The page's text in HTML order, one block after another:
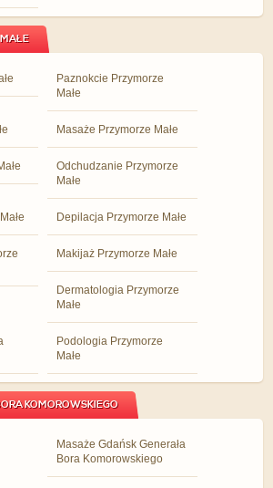
MAŁE
Paznokcie Przymorze
Małe
Masaże Przymorze Małe
Odchudzanie Przymorze
Małe
Depilacja Przymorze Małe
Makijaż Przymorze Małe
Dermatologia Przymorze
Małe
Podologia Przymorze
Małe
KOMOROWSKIEGO
Masaże Gdańsk Generała
Bora Komorowskiego